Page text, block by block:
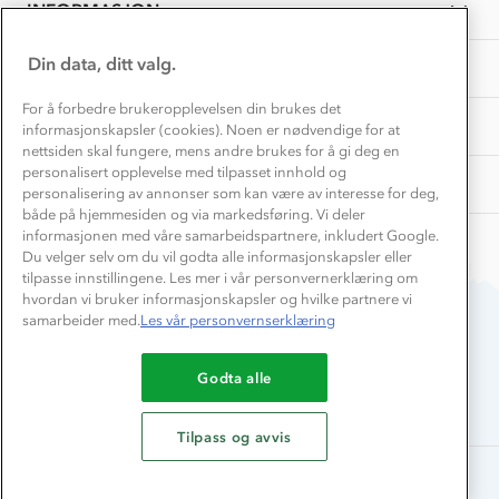
INFORMASJON
OM OSS
TIPS OG RÅD
Store størrelser
Turmat oppskrifter
Beredskap
AKTIVITETER
Leirskole 🥾
Barnehageansatt
Tips til hyttetur
Du betaler enkelt med
Din data, ditt valg.
For å forbedre brukeropplevelsen din brukes det
informasjonskapsler (cookies). Noen er nødvendige for at
nettsiden skal fungere, mens andre brukes for å gi deg en
personalisert opplevelse med tilpasset innhold og
personalisering av annonser som kan være av interesse for deg,
både på hjemmesiden og via markedsføring. Vi deler
informasjonen med våre samarbeidspartnere, inkludert Google.
Du velger selv om du vil godta alle informasjonskapsler eller
tilpasse innstillingene. Les mer i vår personvernerklæring om
hvordan vi bruker informasjonskapsler og hvilke partnere vi
samarbeider med.Les vår personvernserklæring
Godta alle
Tilpass og avvis